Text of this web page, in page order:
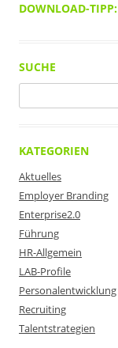
DOWNLOAD-TIPP:
SUCHE
nach:
KATEGORIEN
Aktuelles
Employer Branding
Enterprise2.0
Führung
HR-Allgemein
LAB-Profile
Personalentwicklung
Recruiting
Talentstrategien